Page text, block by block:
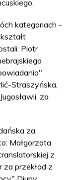
kategoriach -
Piotr
Straszyńska,
za
za
Małgorzata
z
za przekład z